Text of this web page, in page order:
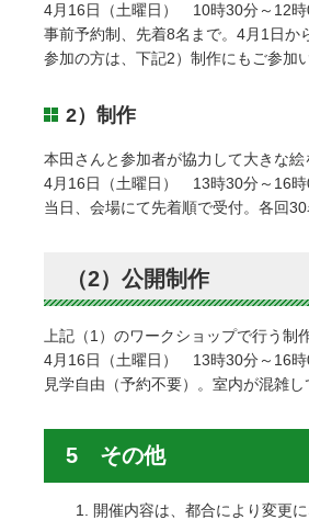
4月16日（土曜日） 10時30分～12時
事前予約制、先着8名まで。4月1日か
参加の方は、下記2）制作にもご参加
2）制作
本田さんと参加者が協力して大きな絵
4月16日（土曜日） 13時30分～16
当日、会場にて先着順で受付。各回30
（2）公開制作
上記（1）のワークショップで行う制
4月16日（土曜日） 13時30分～16
見学自由（予約不要）。室内が混雑
5 その他
開催内容は、都合により変更